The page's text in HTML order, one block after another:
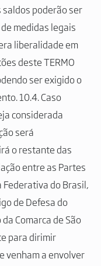
poderão ser
medidas legais
liberalidade em
deste TERMO
ser exigido o
10.4. Caso
considerada
será
o restante das
entre as Partes
do Brasil,
de Defesa do
Comarca de São
para dirimir
venham a envolver